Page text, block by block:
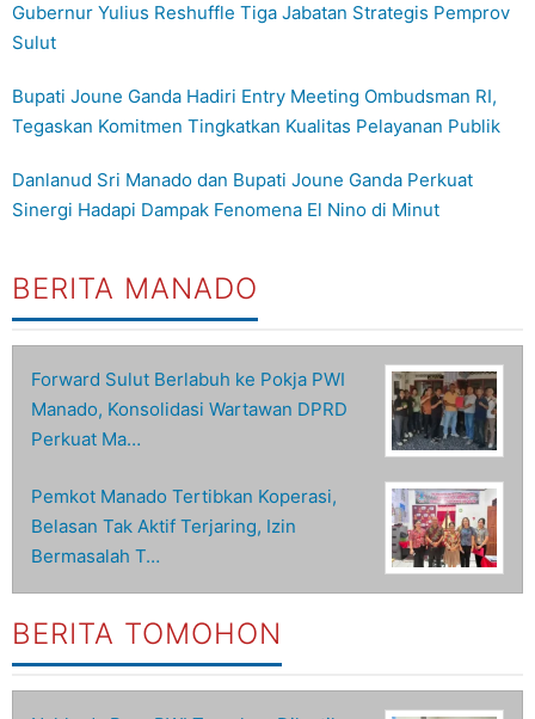
Gubernur Yulius Reshuffle Tiga Jabatan Strategis Pemprov
Sulut
Bupati Joune Ganda Hadiri Entry Meeting Ombudsman RI,
Tegaskan Komitmen Tingkatkan Kualitas Pelayanan Publik
Danlanud Sri Manado dan Bupati Joune Ganda Perkuat
Sinergi Hadapi Dampak Fenomena El Nino di Minut
BERITA MANADO
Forward Sulut Berlabuh ke Pokja PWI
Manado, Konsolidasi Wartawan DPRD
Perkuat Ma…
Pemkot Manado Tertibkan Koperasi,
Belasan Tak Aktif Terjaring, Izin
Bermasalah T…
BERITA TOMOHON